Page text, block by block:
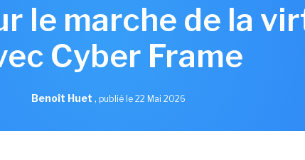
le marche de la
Cyber Frame
Benoît Huet , publié le 22 Mai 2026